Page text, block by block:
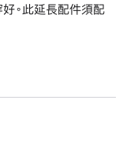
。此延長配件須配